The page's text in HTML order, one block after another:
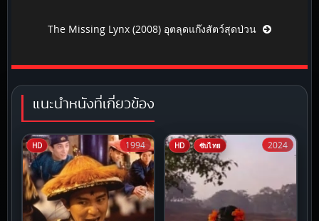
The Missing Lynx (2008) อุตลุดแก๊งสัตว์สุดป่วน
แนะนำหนังที่เกี่ยวข้อง
HD 1994 HD ซับไทย 2024